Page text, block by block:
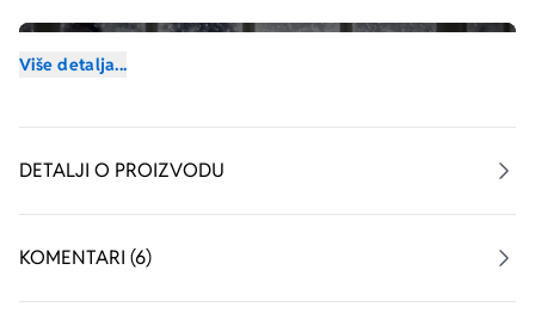
Više detalja...
DETALJI O PROIZVODU
KOMENTARI (6)